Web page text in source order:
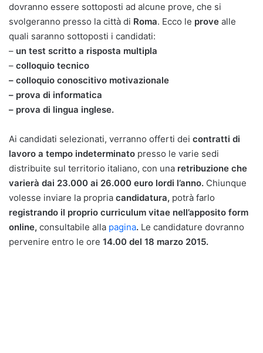
dovranno essere sottoposti ad alcune prove, che si
svolgeranno presso la città di Roma. Ecco le prove alle
quali saranno sottoposti i candidati:
– un test scritto a risposta multipla
– colloquio tecnico
– colloquio conoscitivo motivazionale
– prova di informatica
– prova di lingua inglese.
Ai candidati selezionati, verranno offerti dei contratti di
lavoro a tempo indeterminato presso le varie sedi
distribuite sul territorio italiano, con una retribuzione che
varierà dai 23.000 ai 26.000 euro lordi l’anno. Chiunque
volesse inviare la propria candidatura, potrà farlo
registrando il proprio curriculum vitae nell’apposito form
online, consultabile alla pagina. Le candidature dovranno
pervenire entro le ore 14.00 del 18 marzo 2015.